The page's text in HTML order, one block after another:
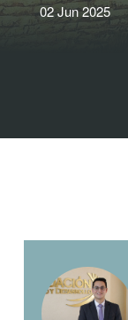
02 Jun 2025